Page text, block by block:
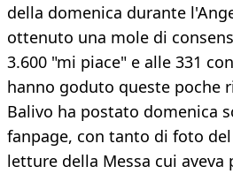
della domenica durante
ottenuto una mole di
3.600 "mi piace" e alle 331
hanno goduto queste poche
Balivo ha postato domenica
fanpage, con tanto di foto
letture della Messa cui aveva